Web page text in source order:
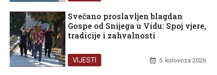
Svečano proslavljen blagdan
Gospe od Snijega u Vidu: Spoj vjere,
tradicije i zahvalnosti
VIJESTI 5. kolovoza 2026.